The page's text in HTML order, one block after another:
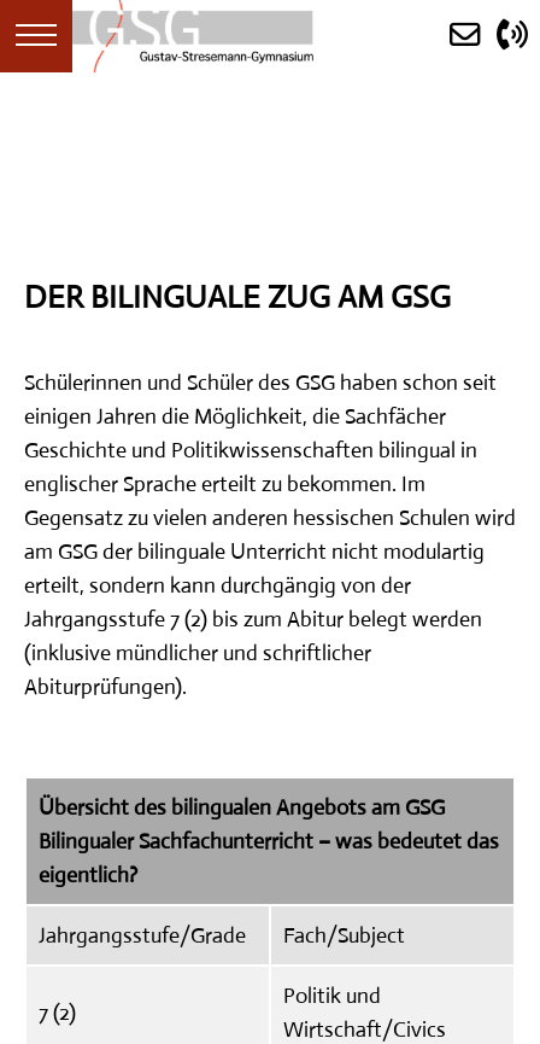
ANKÜNDIGUNGEN
(ERST)INFORMATION
SCHULGEMEINDE
UNSER PROFIL: KONZEPTE &
FÖRDERUNG
GANZTAGSANGEBOT
SERVICE
DER BILINGUALE ZUG AM GSG
Schülerinnen und Schüler des GSG haben schon seit
einigen Jahren die Möglichkeit, die Sachfächer
Geschichte und Politikwissenschaften bilingual in
englischer Sprache erteilt zu bekommen. Im
Gegensatz zu vielen anderen hessischen Schulen wird
am GSG der bilinguale Unterricht nicht modulartig
erteilt, sondern kann durchgängig von der
Jahrgangsstufe 7 (2) bis zum Abitur belegt werden
(inklusive mündlicher und schriftlicher
Abiturprüfungen).
Übersicht des bilingualen Angebots am GSG
Bilingualer Sachfachunterricht – was bedeutet das
eigentlich?
Jahrgangsstufe/Grade Fach/Subject
7 (2)
Politik und
Wirtschaft/Civics